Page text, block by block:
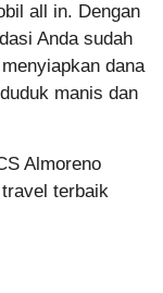
all in. Dengan
Anda sudah
dana
manis dan
Almoreno
terbaik